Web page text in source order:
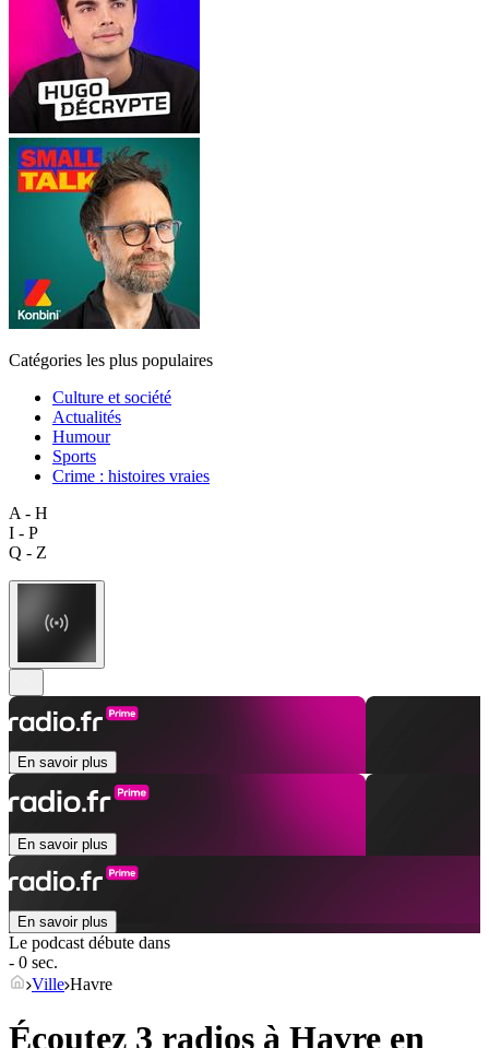
Catégories les plus populaires
Culture et société
Actualités
Humour
Sports
Crime : histoires vraies
A - H
I - P
Q - Z
En savoir plus
En savoir plus
En savoir plus
Le podcast débute dans
- 0 sec.
Ville Havre
Écoutez 3 radios à Havre en